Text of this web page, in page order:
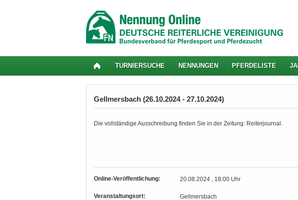
TURNIERSUCHE NENNUNGEN PFERDELISTE
Gellmersbach (26.10.2024 - 27.10.2024)
Die vollständige Ausschreibung finden Sie in der Zeitung: Reiterjournal.
Online-Veröffentlichung: 20.08.2024 , 18:00 Uhr
Veranstaltungsort: Gellmersbach